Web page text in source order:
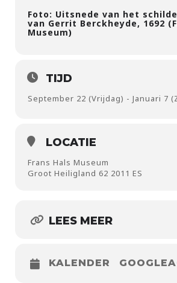
Foto: Uitsnede van het
van Gerrit Berckheyde, 1692
Museum)
TIJD
September 22 (Vrijdag) - Januari 7
LOCATIE
Frans Hals Museum
Groot Heiligland 62 2011 ES
LEES MEER
KALENDER